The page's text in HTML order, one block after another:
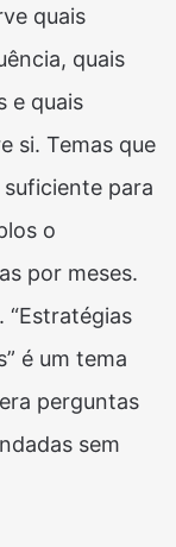
quais
quais
e quais
si. Temas que
para
o
por meses.
“Estratégias
é um tema
perguntas
sem